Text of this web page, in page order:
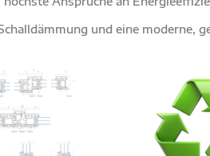
und eine moderne,